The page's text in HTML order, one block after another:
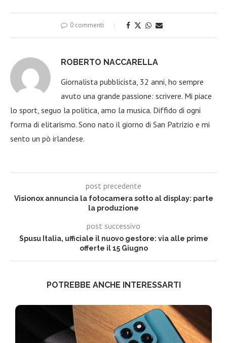
0 commenti
ROBERTO NACCARELLA
Giornalista pubblicista, 32 anni, ho sempre
avuto una grande passione: scrivere. Mi piace
lo sport, seguo la politica, amo la musica. Diffido di ogni
forma di elitarismo. Sono nato il giorno di San Patrizio e mi
sento un pò irlandese.
post precedente
Visionox annuncia la fotocamera sotto al display: parte
la produzione
post successivo
Spusu Italia, ufficiale il nuovo gestore: via alle prime
offerte il 15 Giugno
POTREBBE ANCHE INTERESSARTI